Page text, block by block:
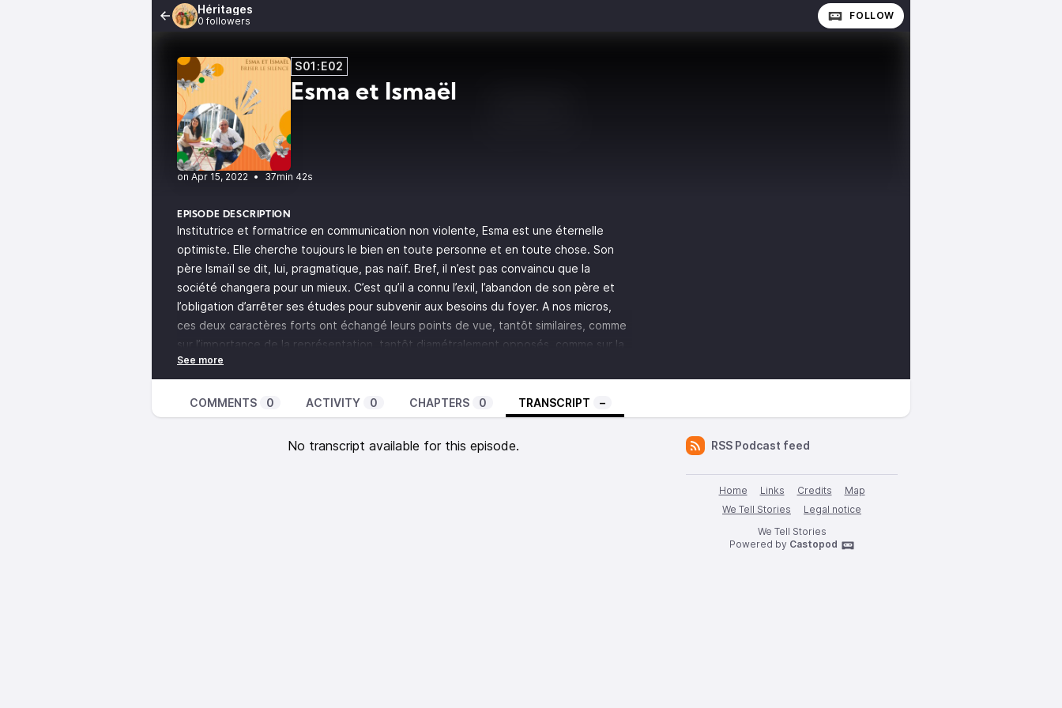
Héritages
0 followers FOLLOW
S01:E02
Esma et Ismaël
• 37min 42s
EPISODE DESCRIPTION
Institutrice et formatrice en communication non violente, Esma est une éternelle
optimiste. Elle cherche toujours le bien en toute personne et en toute chose. Son
père Ismaïl se dit, lui, pragmatique, pas naïf. Bref, il n’est pas convaincu que la
société changera pour un mieux. C’est qu’il a connu l’exil, l’abandon de son père et
l’obligation d’arrêter ses études pour subvenir aux besoins du foyer. A nos micros,
ces deux caractères forts ont échangé leurs points de vue, tantôt similaires, comme
sur l’importance de la représentation, tantôt diamétralement opposés, comme sur la
transmission de la culture d’origine. Le ton est parfois monté mais parce que chez
elleux on parle fort. Une façon pour Esma de briser le silence après des années sans
rien connaître de son appartenance Rom des Balkans.
Hébergé par Acast. Visitezacast.com/privacypour plus d'informations.
COMMENTS 0 ACTIVITY 0 CHAPTERS 0 TRANSCRIPT –
No transcript available for this episode. RSS Podcast feed
Home Links Credits
Map
We Tell Stories
Legal notice
We Tell Stories
Powered by Castopod